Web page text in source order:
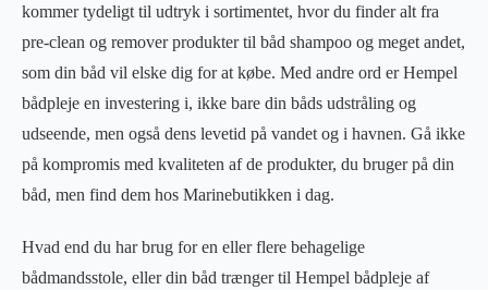
kommer tydeligt til udtryk i sortimentet, hvor du finder alt fra
pre-clean og remover produkter til båd shampoo og meget andet,
som din båd vil elske dig for at købe. Med andre ord er Hempel
bådpleje en investering i, ikke bare din båds udstråling og
udseende, men også dens levetid på vandet og i havnen. Gå ikke
på kompromis med kvaliteten af de produkter, du bruger på din
båd, men find dem hos Marinebutikken i dag.
Hvad end du har brug for en eller flere behagelige
bådmandsstole, eller din båd trænger til Hempel bådpleje af